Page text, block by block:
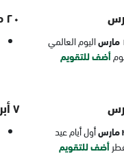
اليوم العالمي
أضف للتقويم
٢٠ مارس
أول أيام عيد
أضف للتقويم
٧ أبريل